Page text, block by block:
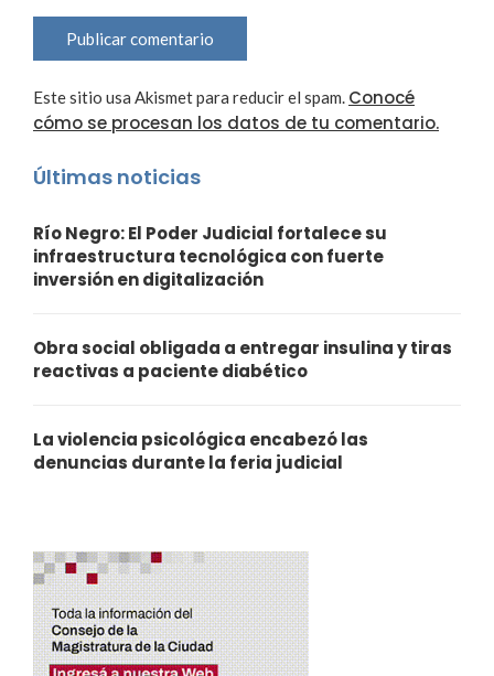
Este sitio usa Akismet para reducir el spam. Conocé
cómo se procesan los datos de tu comentario.
Últimas noticias
Río Negro: El Poder Judicial fortalece su
infraestructura tecnológica con fuerte
inversión en digitalización
Obra social obligada a entregar insulina y tiras
reactivas a paciente diabético
La violencia psicológica encabezó las
denuncias durante la feria judicial